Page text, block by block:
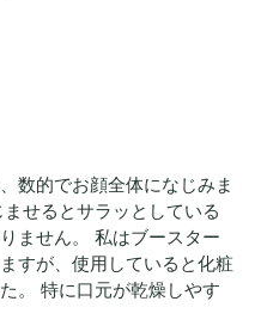
数的でお顔全体になじみま
せるとサラッとしている
ません。 私はブースター
すが、使用していると化粧
。 特に口元が乾燥しやす